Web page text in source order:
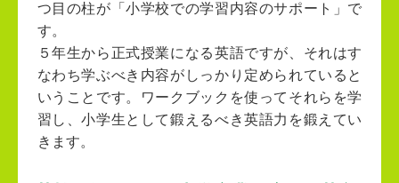
つ目の柱が「小学校での学習内容のサポート」で
す。
５年生から正式授業になる英語ですが、それはす
なわち学ぶべき内容がしっかり定められていると
いうことです。ワークブックを使ってそれらを学
習し、小学生として鍛えるべき英語力を鍛えてい
きます。